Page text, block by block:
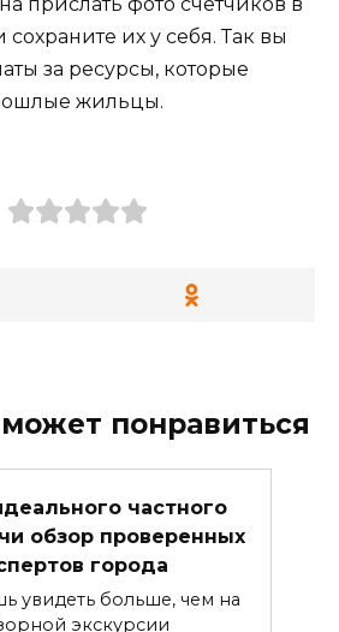
их у себя. Так вы
за ресурсы, которые
жильцы.
понравиться
частного
обзор проверенных
города
увидеть больше, чем на
экскурсии